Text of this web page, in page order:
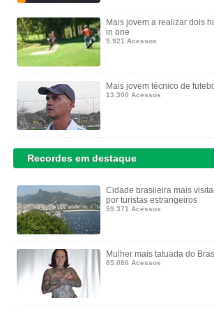
Mais jovem a realizar dois
in one
9.921 Acessos
Mais jovem técnico de
13.300 Acessos
Recordes em destaque
Cidade brasileira mais
por turistas estrangeiros
59.371 Acessos
Mulher mais tatuada do
85.086 Acessos